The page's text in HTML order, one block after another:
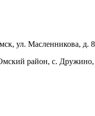
ул. Масленникова, д.
район, с. Дружино,